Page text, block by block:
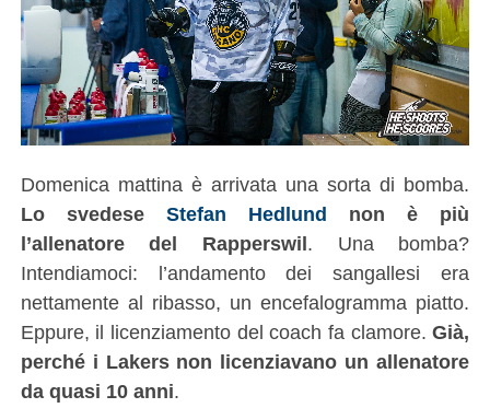
Domenica mattina è arrivata una sorta di bomba.
Lo svedese Stefan Hedlund non è più
l’allenatore del Rapperswil. Una bomba?
Intendiamoci: l’andamento dei sangallesi era
nettamente al ribasso, un encefalogramma piatto.
Eppure, il licenziamento del coach fa clamore.Già,
perché i Lakers non licenziavano un allenatore
da quasi 10 anni.